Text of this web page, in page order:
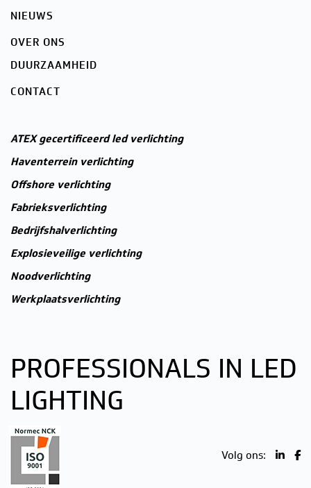
NIEUWS
OVER ONS
DUURZAAMHEID
CONTACT
ATEX gecertificeerd led verlichting
Haventerrein verlichting
Offshore verlichting
Fabrieksverlichting
Bedrijfshalverlichting
Explosieveilige verlichting
Noodverlichting
Werkplaatsverlichting
PROFESSIONALS IN LED
LIGHTING
Volg ons: